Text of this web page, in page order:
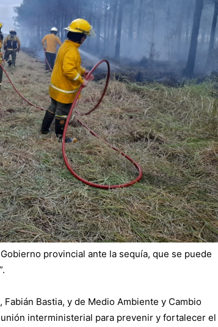
provincial ante la sequía, que se puede
Bastia, y de Medio Ambiente y Cambio
interministerial para prevenir y fortalecer el